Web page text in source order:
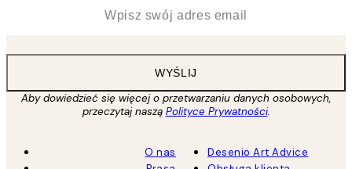
WYŚLIJ
Aby dowiedzieć się więcej o przetwarzaniu danych osobowych,
przeczytaj naszą Polityce Prywatności.
O nas
Desenio Art Advice